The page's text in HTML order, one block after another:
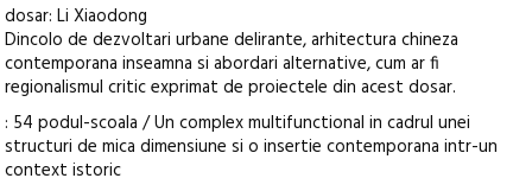
dosar: Li Xiaodong
Dincolo de dezvoltari urbane delirante, arhitectura chineza
contemporana inseamna si abordari alternative, cum ar fi
regionalismul critic exprimat de proiectele din acest dosar.
: 54 podul-scoala / Un complex multifunctional in cadrul unei
structuri de mica dimensiune si o insertie contemporana intr-un
context istoric